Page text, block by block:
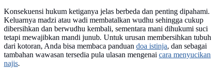
Konsekuensi hukum ketiganya jelas berbeda dan penting dipahami.
Keluarnya madzi atau wadi membatalkan wudhu sehingga cukup
dibersihkan dan berwudhu kembali, sementara mani dihukumi suci
tetapi mewajibkan mandi junub. Untuk urusan membersihkan tubuh
dari kotoran, Anda bisa membaca panduan doa istinja, dan sebagai
tambahan wawasan tersedia pula ulasan mengenai cara menyucikan
najis.